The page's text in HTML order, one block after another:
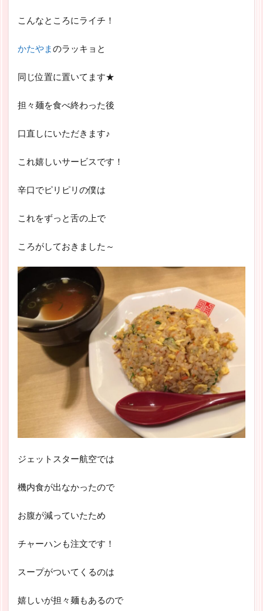
こんなところにライチ！
かたやまのラッキョと
同じ位置に置いてます★
担々麺を食べ終わった後
口直しにいただきます♪
これ嬉しいサービスです！
辛口でピリピリの僕は
これをずっと舌の上で
ころがしておきました～
ジェットスター航空では
機内食が出なかったので
お腹が減っていたため
チャーハンも注文です！
スープがついてくるのは
嬉しいが担々麺もあるので